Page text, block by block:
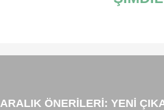
ARALIK ÖNERILERI: YENI